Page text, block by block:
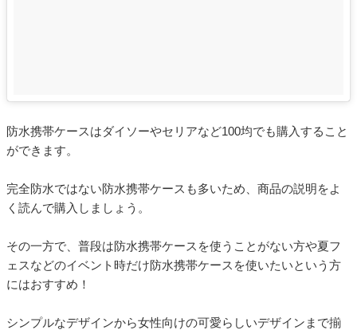
防水携帯ケースはダイソーやセリアなど100均でも購入すること
ができます。
完全防水ではない防水携帯ケースも多いため、商品の説明をよ
く読んで購入しましょう。
その一方で、普段は防水携帯ケースを使うことがない方や夏フ
ェスなどのイベント時だけ防水携帯ケースを使いたいという方
にはおすすめ！
シンプルなデザインから女性向けの可愛らしいデザインまで揃